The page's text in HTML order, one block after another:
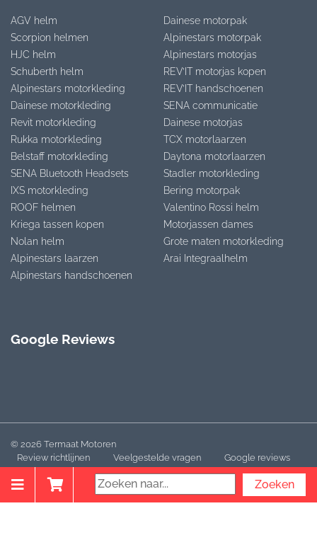
AGV helm
Scorpion helmen
HJC helm
Schuberth helm
Alpinestars motorkleding
Dainese motorkleding
Revit motorkleding
Rukka motorkleding
Belstaff motorkleding
SENA Bluetooth Headsets
IXS motorkleding
ROOF helmen
Kriega tassen kopen
Nolan helm
Alpinestars laarzen
Alpinestars handschoenen
Dainese motorpak
Alpinestars motorpak
Alpinestars motorjas
REV’IT motorjas kopen
REV’IT handschoenen
SENA communicatie
Dainese motorjas
TCX motorlaarzen
Daytona motorlaarzen
Stadler motorkleding
Bering motorpak
Valentino Rossi helm
Motorjassen dames
Grote maten motorkleding
Arai Integraalhelm
Google Reviews
© 2026 Termaat Motoren
Review richtlijnen
Veelgestelde vragen Google reviews